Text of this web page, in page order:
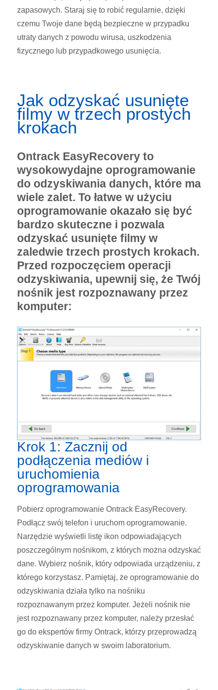
zapasowych. Staraj się to robić regularnie, dzięki
czemu Twoje dane będą bezpieczne w przypadku
utraty danych z powodu wirusa, uszkodzenia
fizycznego lub przypadkowego usunięcia.
Jak odzyskać usunięte
filmy w trzech prostych
krokach
Ontrack EasyRecovery to
wysokowydajne oprogramowanie
do odzyskiwania danych, które ma
wiele zalet. To łatwe w użyciu
oprogramowanie okazało się być
bardzo skuteczne i pozwala
odzyskać usunięte filmy w
zaledwie trzech prostych krokach.
Przed rozpoczęciem operacji
odzyskiwania, upewnij się, że Twój
nośnik jest rozpoznawany przez
komputer:
Krok 1: Zacznij od
podłączenia mediów i
uruchomienia
oprogramowania
Pobierz oprogramowanie Ontrack EasyRecovery.
Podłącz swój telefon i uruchom oprogramowanie.
Narzędzie wyświetli listę ikon odpowiadających
poszczególnym nośnikom, z których można odzyskać
dane. Wybierz nośnik, który odpowiada urządzeniu, z
którego korzystasz. Pamiętaj, że oprogramowanie do
odzyskiwania działa tylko na nośniku
rozpoznawanym przez komputer. Jeżeli nośnik nie
jest rozpoznawany przez komputer, należy przesłać
go do ekspertów firmy Ontrack, którzy przeprowadzą
odzyskiwanie danych w swoim laboratorium.